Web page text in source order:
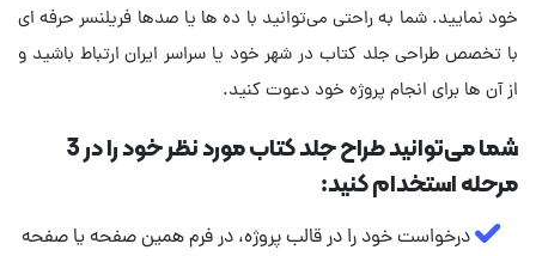
خود نمایید. شما به راحتی می‌توانید با ده ها یا صدها فریلنسر حرفه ای
با تخصص طراحی جلد کتاب در شهر خود یا سراسر ایران ارتباط باشید و
از آن ها برای انجام پروژه خود دعوت کنید.
شما می‌توانید طراح جلد کتاب مورد نظر خود را در 3
مرحله استخدام کنید:
درخواست خود را در قالب پروژه، در فرم همین صفحه یا صفحه